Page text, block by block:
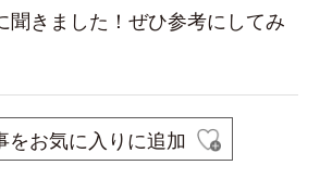
聞きました！ぜひ参考にしてみ
をお気に入りに追加